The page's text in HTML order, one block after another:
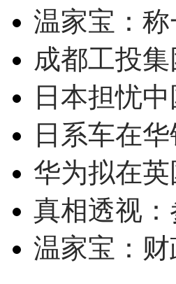
温家宝：
成都工投
日本担忧
日系车在
华为拟在
真相透视
温家宝：